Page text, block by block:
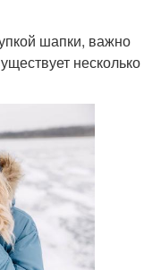
шапки, важно
несколько